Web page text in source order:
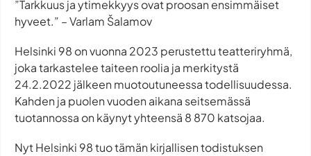
”Tarkkuus ja ytimekkyys ovat proosan ensimmäiset
hyveet.” – Varlam Šalamov
Helsinki 98 on vuonna 2023 perustettu teatteriryhmä,
joka tarkastelee taiteen roolia ja merkitystä
24.2.2022 jälkeen muotoutuneessa todellisuudessa.
Kahden ja puolen vuoden aikana seitsemässä
tuotannossa on käynyt yhteensä 8 870 katsojaa.
Nyt Helsinki 98 tuo tämän kirjallisen todistuksen